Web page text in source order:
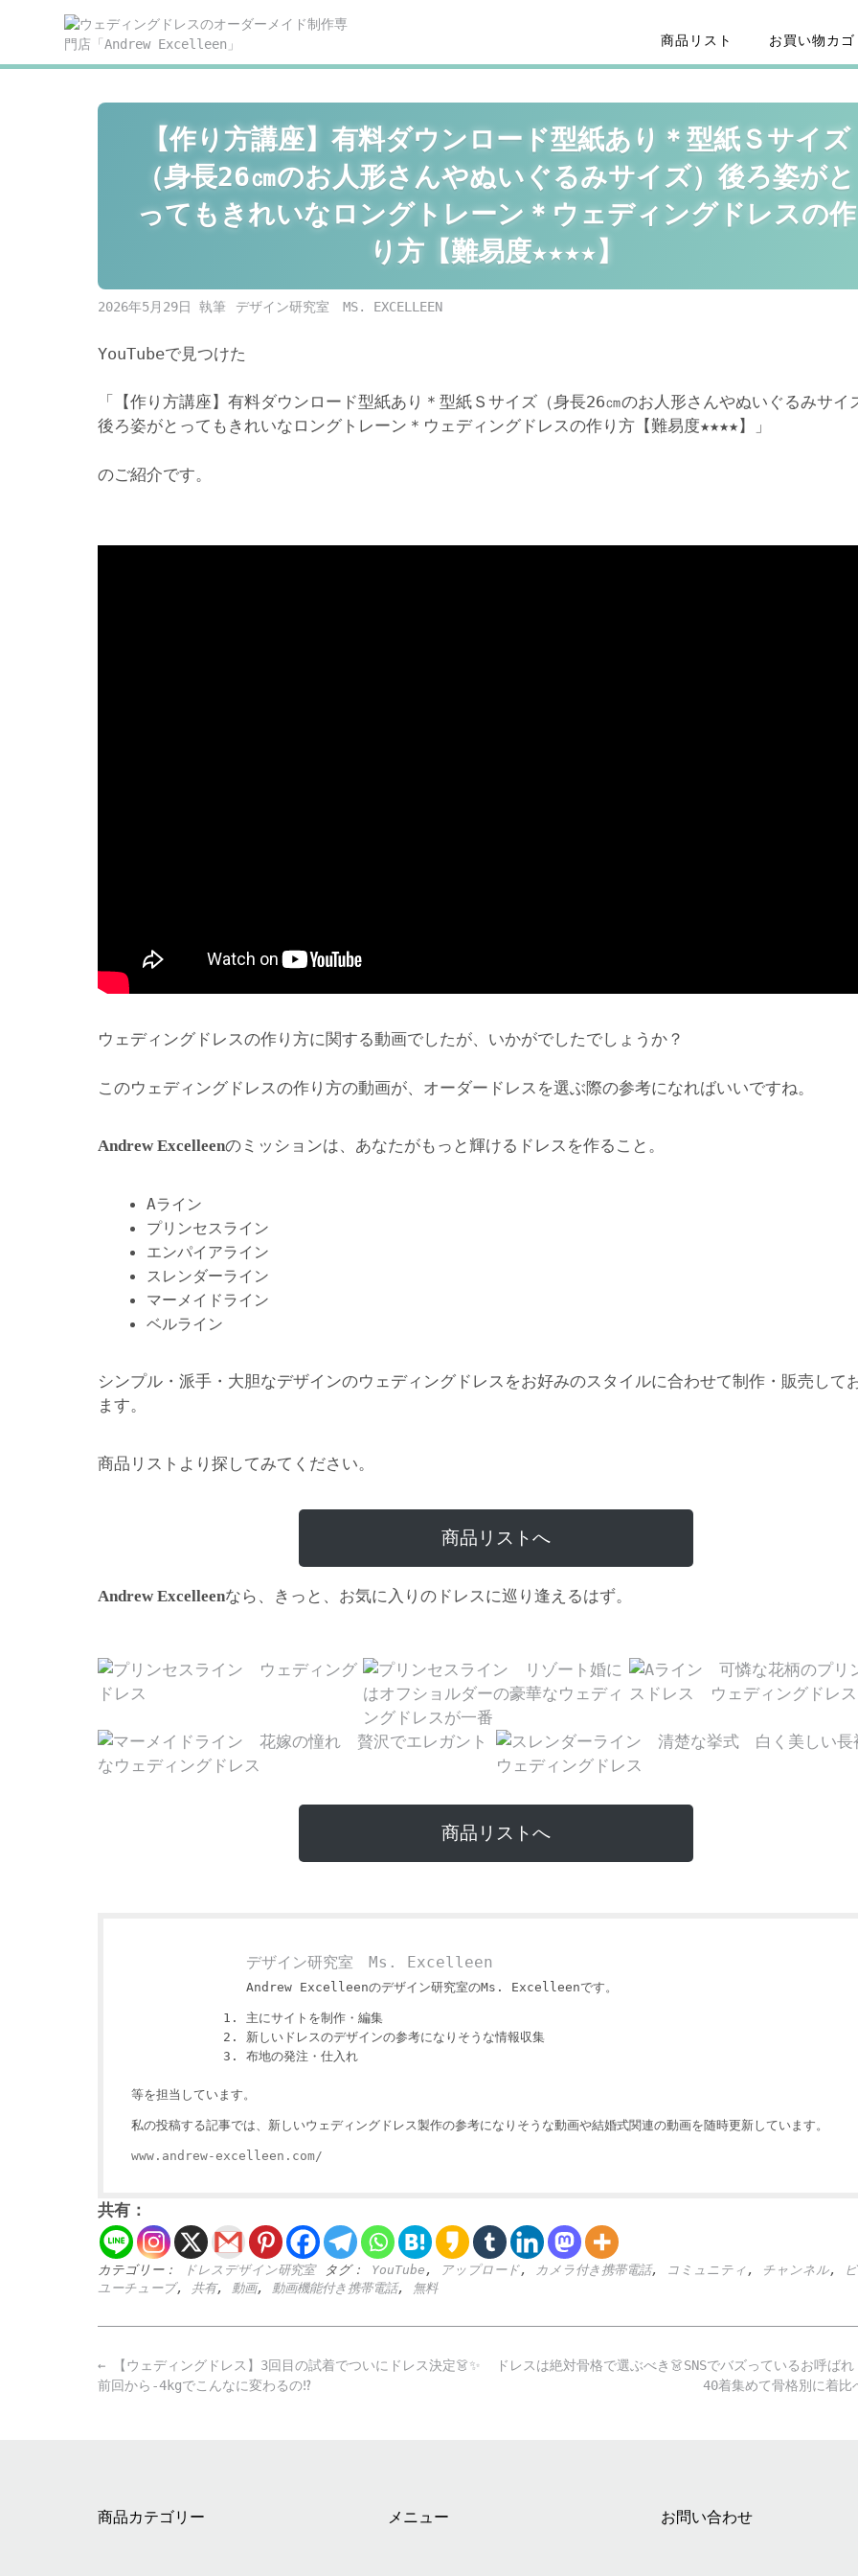
商品リスト お買い物カゴ
【作り方講座】有料ダウンロード型紙あり＊型紙Ｓサイズ
（身長26㎝のお人形さんやぬいぐるみサイズ）後ろ姿がと
ってもきれいなロングトレーン＊ウェディングドレスの作
り方【難易度★★★★】
2026年5月29日 デザイン研究室 MS. EXCELLEEN
YouTubeで見つけた
「【作り方講座】有料ダウンロード型紙あり＊型紙Ｓサイズ（身長26㎝のお人形さんやぬいぐるみサイ
後ろ姿がとってもきれいなロングトレーン＊ウェディングドレスの作り方【難易度★★★★】」
のご紹介です。
ウェディングドレスの作り方に関する動画でしたが、いかがでしたでしょうか？
このウェディングドレスの作り方の動画が、オーダードレスを選ぶ際の参考になればいいですね。
Andrew Excelleenのミッションは、あなたがもっと輝けるドレスを作ること。
Aライン
プリンセスライン
エンパイアライン
スレンダーライン
マーメイドライン
ベルライン
シンプル・派手・大胆なデザインのウェディングドレスをお好みのスタイルに合わせて制作・販売して
ます。
商品リストより探してみてください。
商品リストへ
Andrew Excelleenなら、きっと、お気に入りのドレスに巡り逢えるはず。
商品リストへ
デザイン研究室 Ms. Excelleen
Andrew Excelleenのデザイン研究室のMs. Excelleenです。
主にサイトを制作・編集
新しいドレスのデザインの参考になりそうな情報収集
布地の発注・仕入れ
等を担当しています。
私の投稿する記事では、新しいウェディングドレス製作の参考になりそうな動画や結婚式関連の動画を随時更新しています。
www.andrew-excelleen.com/
共有：
カテゴリー： ドレスデザイン研究室 タグ： YouTube , アップロード, カメラ付き携帯電話, コミュニティ , チャンネル,
ユーチューブ, 共有, 動画, 動画機能付き携帯電話, 無料
Post
navigation
ドレスは絶対骨格で選ぶべき👗SNSでバズっているお呼ば
40着集めて骨格別に着
← 【ウェディングドレス】3回目の試着でついにドレス決定👗✨
前回から-4kgでこんなに変わるの⁉️
商品カテゴリー メニュー お問い合わせ